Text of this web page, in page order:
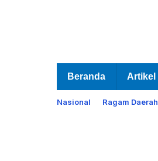
Beranda Artikel
Nasional Ragam Daerah